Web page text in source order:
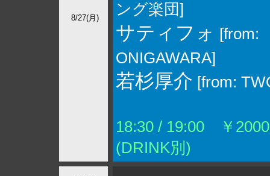
8/27(月)
ング楽団]
‪サティフォ
[from:
ONIGAWARA]
‪若杉厚介 [from:
18:30 / 19:00 ￥
(DRINK別)